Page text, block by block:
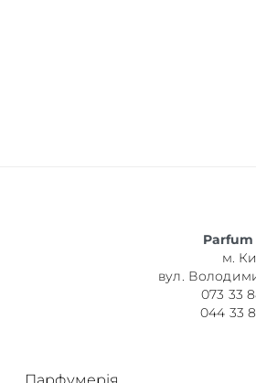
м.
вул.
073 33
044 33